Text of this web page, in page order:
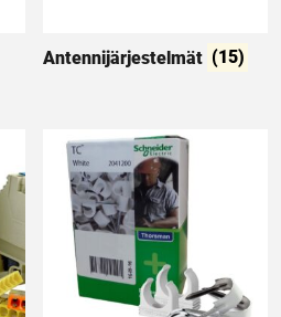
Antennijärjestelmät (15)